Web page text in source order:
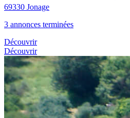
69330 Jonage
3 annonces terminées
Découvrir
Découvrir